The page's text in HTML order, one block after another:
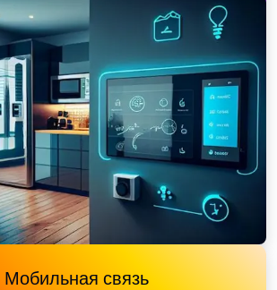
Мобильная связь